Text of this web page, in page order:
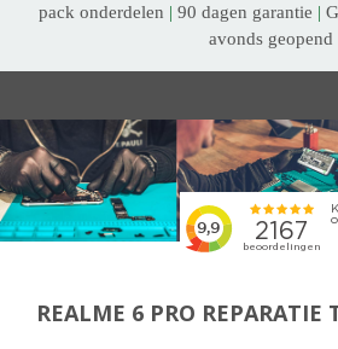
pack onderdelen | 90 dagen garantie |
avonds geopend
REALME 6 PRO REPARATIE